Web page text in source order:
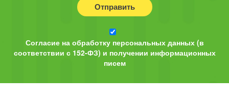
Отправить
Согласие на обработку персональных данных (в
соответствии с 152-ФЗ) и получении информационных
писем